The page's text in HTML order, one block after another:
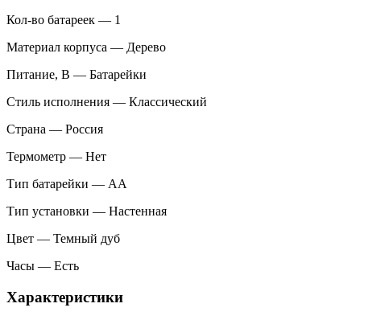
Кол-во батареек — 1
Материал корпуса — Дерево
Питание, В — Батарейки
Стиль исполнения — Классический
Страна — Россия
Термометр — Нет
Тип батарейки — АА
Тип установки — Настенная
Цвет — Темный дуб
Часы — Есть
Характеристики